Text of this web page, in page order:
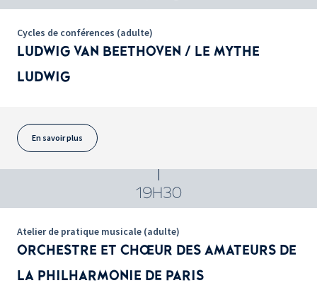
Cycles de conférences (adulte)
LUDWIG VAN BEETHOVEN / LE MYTHE
LUDWIG
En savoir plus
19H30
Atelier de pratique musicale (adulte)
ORCHESTRE ET CHŒUR DES AMATEURS DE
LA PHILHARMONIE DE PARIS